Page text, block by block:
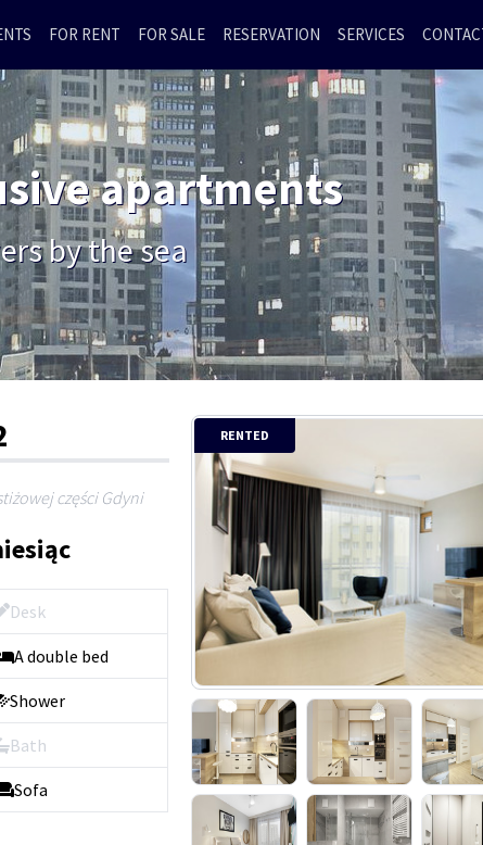
FOR RENT FOR SALE RESERVATION SERVICES
apartments
by the sea
części Gdyni
Desk
A double bed
Shower
Bath
Sofa
RENTED